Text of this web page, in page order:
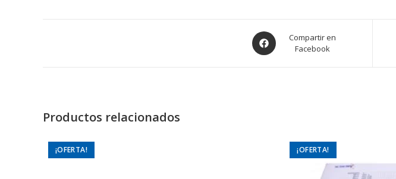
Opens
in
Compartir en
Facebook
Productos relacionados
¡OFERTA! ¡OFERTA!